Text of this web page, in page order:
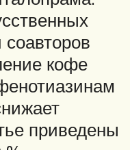
кофе
приведены